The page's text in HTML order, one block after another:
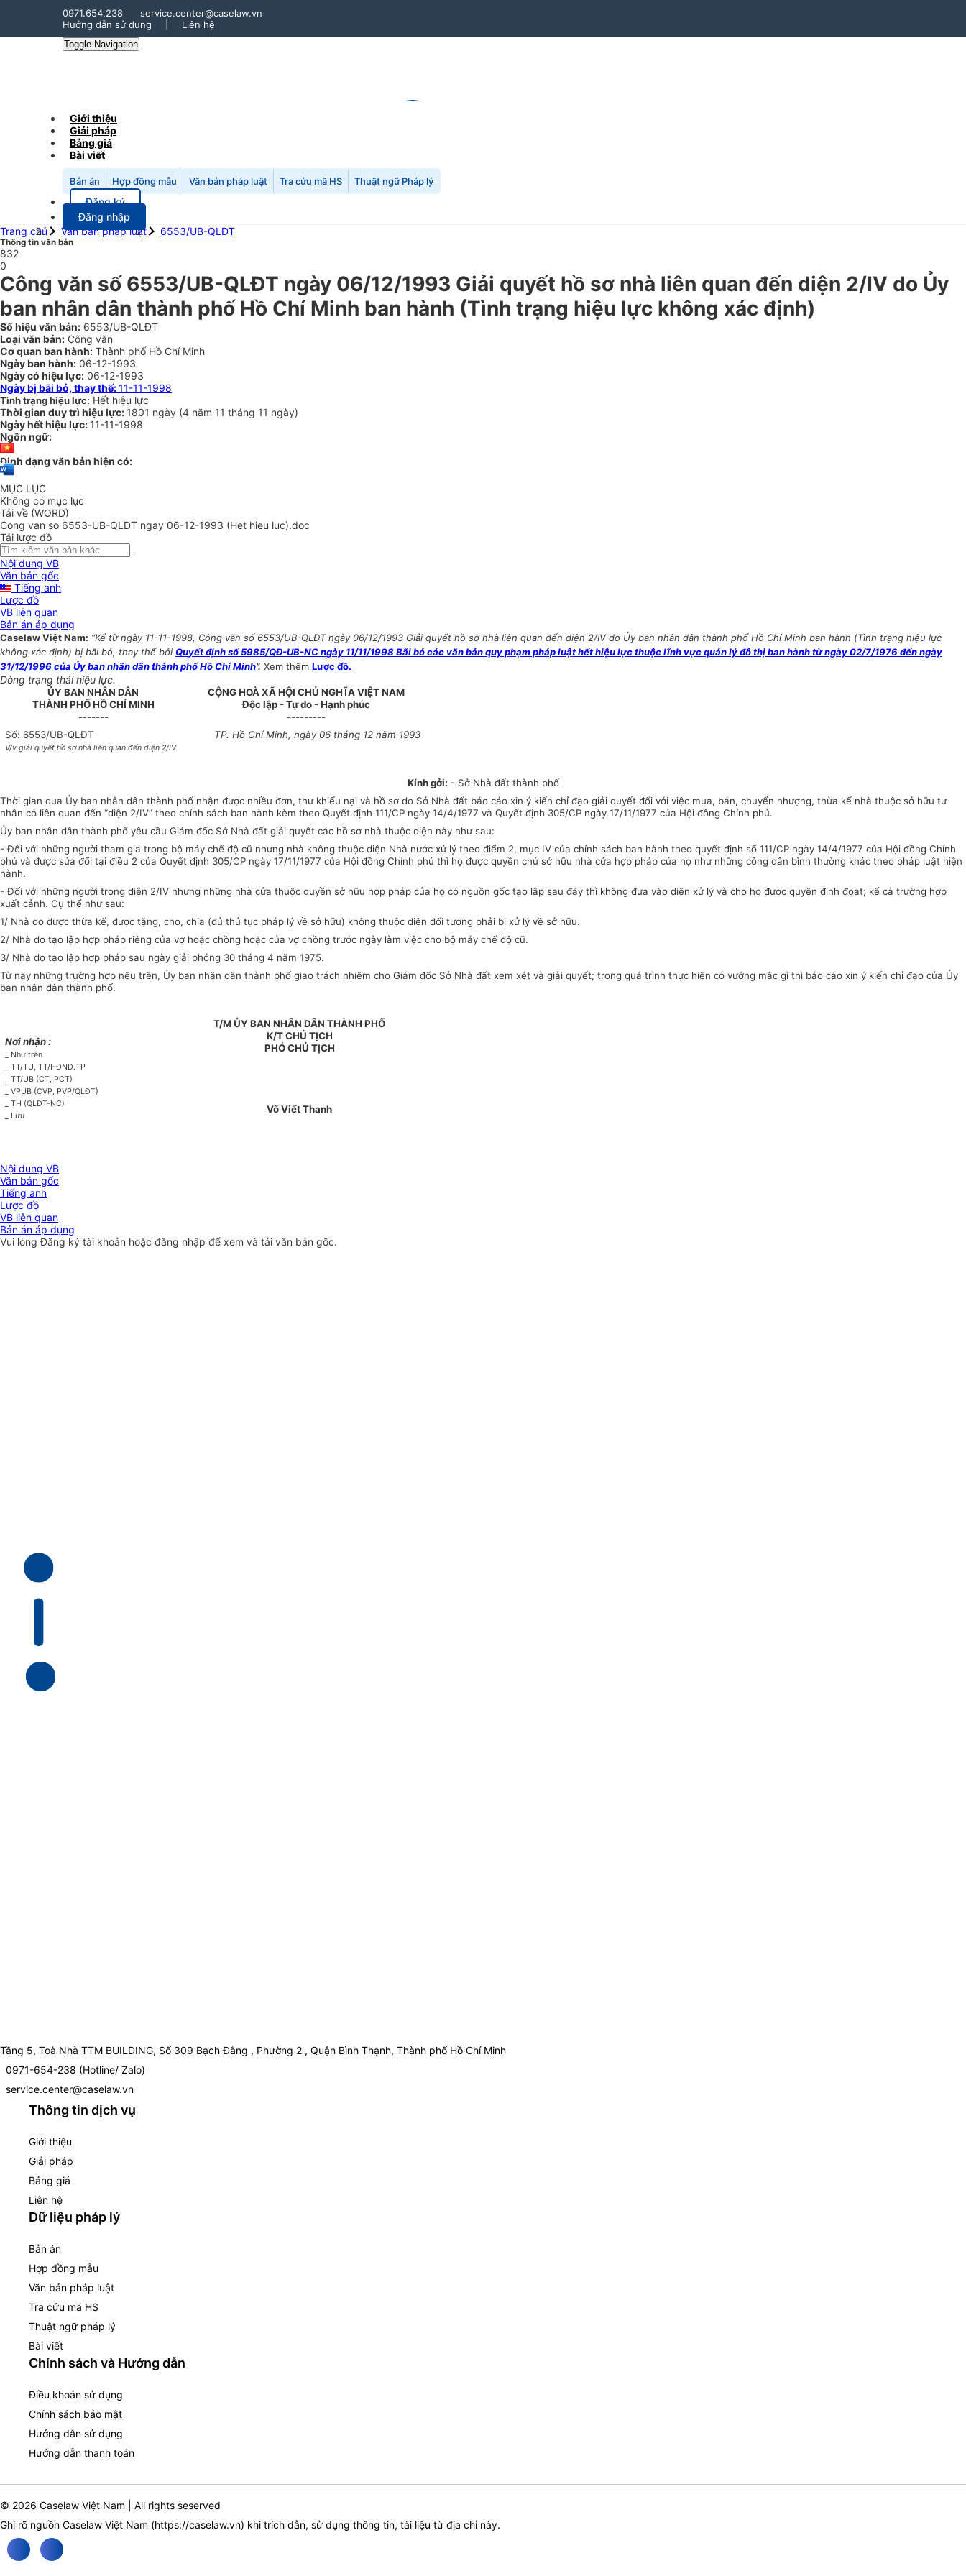
0971.654.238
service.center@caselaw.vn
Hướng dẫn sử dụng
Liên hệ
Toggle Navigation
Giới thiệu
Giải pháp
Bảng giá
Bài viết
Bản án Hợp đồng mẫu Văn bản pháp luật Tra cứu mã HS Thuật ngữ Pháp lý
Đăng ký
Đăng nhập
Trang chủ
Văn bản pháp luật 6553/UB-QLĐT
Thông tin văn bản
832
0
Công văn số 6553/UB-QLĐT ngày 06/12/1993 Giải quyết hồ sơ nhà liên quan đến diện 2/IV do Ủy
ban nhân dân thành phố Hồ Chí Minh ban hành (Tình trạng hiệu lực không xác định)
Số hiệu văn bản: 6553/UB-QLĐT
Loại văn bản: Công văn
Cơ quan ban hành: Thành phố Hồ Chí Minh
Ngày ban hành: 06-12-1993
Ngày có hiệu lực: 06-12-1993
Ngày bị bãi bỏ, thay thế:11-11-1998
Tình trạng hiệu lực: Hết hiệu lực
Thời gian duy trì hiệu lực: 1801 ngày (4 năm 11 tháng 11 ngày)
Ngày hết hiệu lực: 11-11-1998
Ngôn ngữ:
Định dạng văn bản hiện có:
MỤC LỤC
Không có mục lục
Tải về (WORD)
Cong van so 6553-UB-QLDT ngay 06-12-1993 (Het hieu luc).doc
Tải lược đồ
Nội dung VB
Văn bản gốc
Tiếng anh
Lược đồ
VB liên quan
Bản án áp dụng
Caselaw Việt Nam: “Kể từ ngày 11-11-1998, Công văn số 6553/UB-QLĐT ngày 06/12/1993 Giải quyết hồ sơ nhà liên quan đến diện 2/IV do Ủy ban nhân dân thành phố Hồ Chí Minh ban hành (Tình trạng hiệu lực
không xác định) bị bãi bỏ, thay thế bởi Quyết định số 5985/QĐ-UB-NC ngày 11/11/1998 Bãi bỏ các văn bản quy phạm pháp luật hết hiệu lực thuộc lĩnh vực quản lý đô thị ban hành từ ngày 02/7/1976 đến ngày
31/12/1996 của Ủy ban nhân dân thành phố Hồ Chí Minh”. Xem thêm Lược đồ.
Dòng trạng thái hiệu lực.
ỦY BAN NHÂN DÂN
THÀNH PHỐ HỒ CHÍ MINH
-------
CỘNG HOÀ XÃ HỘI CHỦ NGHĨA VIỆT NAM
Độc lập - Tự do - Hạnh phúc
---------
Số: 6553/UB-QLĐT
V/v giải quyết hồ sơ nhà liên quan đến diện 2/IV
TP. Hồ Chí Minh, ngày 06 tháng 12 năm 1993
Kính gởi: - Sở Nhà đất thành phố
Thời gian qua Ủy ban nhân dân thành phố nhận được nhiều đơn, thư khiếu nại và hồ sơ do Sở Nhà đất báo cáo xin ý kiến chỉ đạo giải quyết đối với việc mua, bán, chuyển nhượng, thừa kế nhà thuộc sở hữu tư
nhân có liên quan đến “diện 2/IV” theo chính sách ban hành kèm theo Quyết định 111/CP ngày 14/4/1977 và Quyết định 305/CP ngày 17/11/1977 của Hội đồng Chính phủ.
Ủy ban nhân dân thành phố yêu cầu Giám đốc Sở Nhà đất giải quyết các hồ sơ nhà thuộc diện này như sau:
- Đối với những người tham gia trong bộ máy chế độ cũ nhưng nhà không thuộc diện Nhà nước xử lý theo điểm 2, mục IV của chính sách ban hành theo quyết định số 111/CP ngày 14/4/1977 của Hội đồng Chính
phủ và được sửa đổi tại điều 2 của Quyết định 305/CP ngày 17/11/1977 của Hội đồng Chính phủ thì họ được quyền chủ sở hữu nhà cửa hợp pháp của họ như những công dân bình thường khác theo pháp luật hiện
hành.
- Đối với những người trong diện 2/IV nhưng những nhà cửa thuộc quyền sở hữu hợp pháp của họ có nguồn gốc tạo lập sau đây thì không đưa vào diện xử lý và cho họ được quyền định đọat; kể cả trường hợp
xuất cảnh. Cụ thể như sau:
1/ Nhà do được thừa kế, được tặng, cho, chia (đủ thủ tục pháp lý về sở hữu) không thuộc diện đối tượng phải bị xử lý về sở hữu.
2/ Nhà do tạo lập hợp pháp riêng của vợ hoặc chồng hoặc của vợ chồng trước ngày làm việc cho bộ máy chế độ cũ.
3/ Nhà do tạo lập hợp pháp sau ngày giải phóng 30 tháng 4 năm 1975.
Từ nay những trường hợp nêu trên, Ủy ban nhân dân thành phố giao trách nhiệm cho Giám đốc Sở Nhà đất xem xét và giải quyết; trong quá trình thực hiện có vướng mắc gì thì báo cáo xin ý kiến chỉ đạo của Ủy
ban nhân dân thành phố.
Nơi nhận :
_ Như trên
_ TT/TU, TT/HĐND.TP
_ TT/UB (CT, PCT)
_ VPUB (CVP, PVP/QLĐT)
_ TH (QLĐT-NC)
_ Lưu
T/M ỦY BAN NHÂN DÂN THÀNH PHỐ
K/T CHỦ TỊCH
PHÓ CHỦ TỊCH
Võ Viết Thanh
Nội dung VB
Văn bản gốc
Tiếng anh
Lược đồ
VB liên quan
Bản án áp dụng
Vui lòngĐăng ký tài khoản hoặc đăng nhập để xem và tải văn bản gốc.
Tầng 5, Toà Nhà TTM BUILDING, Số 309 Bạch Đằng , Phường 2 , Quận Bình Thạnh, Thành phố Hồ Chí Minh
0971-654-238 (Hotline/ Zalo)
service.center@caselaw.vn
Thông tin dịch vụ
Giới thiệu
Giải pháp
Bảng giá
Liên hệ
Dữ liệu pháp lý
Bản án
Hợp đồng mẫu
Văn bản pháp luật
Tra cứu mã HS
Thuật ngữ pháp lý
Bài viết
Chính sách và Hướng dẫn
Điều khoản sử dụng
Chính sách bảo mật
Hướng dẫn sử dụng
Hướng dẫn thanh toán
© 2026 Caselaw Việt Nam | All rights seserved
Ghi rõ nguồn Caselaw Việt Nam (https://caselaw.vn) khi trích dẫn, sử dụng thông tin, tài liệu từ địa chỉ này.